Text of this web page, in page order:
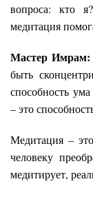
вопроса: кто
медитация
Мастер Имрам:
быть
способность
– это
Медитация –
человеку
медитирует,